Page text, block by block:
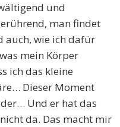
und
man findet
auch, wie ich dafür
mein Körper
ich das kleine
Dieser Moment
Und er hat das
da. Das macht mir